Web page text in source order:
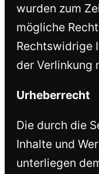
wurden zum
mögliche
Rechtswidrige
der Verlinkung
Urheberrecht
Die durch die
Inhalte und
unterliegen